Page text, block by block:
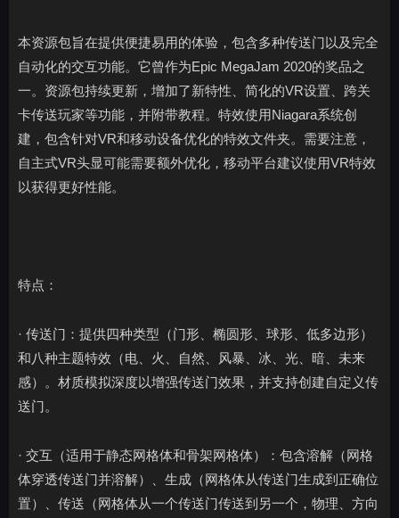
本资源包旨在提供便捷易用的体验，包含多种传送门以及完全
自动化的交互功能。它曾作为Epic MegaJam 2020的奖品之
一。资源包持续更新，增加了新特性、简化的VR设置、跨关
卡传送玩家等功能，并附带教程。特效使用Niagara系统创
建，包含针对VR和移动设备优化的特效文件夹。需要注意，
自主式VR头显可能需要额外优化，移动平台建议使用VR特效
以获得更好性能。
特点：
· 传送门：提供四种类型（门形、椭圆形、球形、低多边形）
和八种主题特效（电、火、自然、风暴、冰、光、暗、未来
感）。材质模拟深度以增强传送门效果，并支持创建自定义传
送门。
· 交互（适用于静态网格体和骨架网格体）：包含溶解（网格
体穿透传送门并溶解）、生成（网格体从传送门生成到正确位
置）、传送（网格体从一个传送门传送到另一个，物理、方向